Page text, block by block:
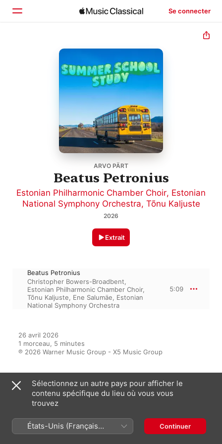
Se connecter
Accueil
Parcourir
Rechercher
ARVO PÄRT
Beatus Petronius
Estonian Philharmonic Chamber Choir, Estonian
National Symphony Orchestra, Tõnu Kaljuste
2026
Extrait
Beatus Petronius
Christopher Bowers-Broadbent,
Estonian Philharmonic Chamber Choir,
Tõnu Kaljuste, Ene Salumäe, Estonian
National Symphony Orchestra
5:09
26 avril 2026
1 morceau, 5 minutes
℗ 2026 Warner Music Group - X5 Music Group
Sur l’album
Summer School Study
Sélectionnez un autre pays pour afficher le
contenu spécifique du lieu où vous vous
trouvez
États-Unis (Français
France)
Continuer